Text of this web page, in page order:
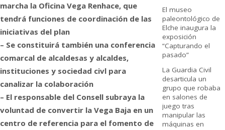
marcha la Oficina Vega Renhace, que
tendrá funciones de coordinación de las
iniciativas del plan
– Se constituirá también una conferencia
comarcal de alcaldesas y alcaldes,
instituciones y sociedad civl para
canalizar la colaboración
– El responsable del Consell subraya la
voluntad de convertir la Vega Baja en un
centro de referencia para el fomento de
El museo
paleontológico de
Elche inaugura la
exposición
“Capturando el
pasado”
La Guardia Civil
desarticula un
grupo que robaba
en salones de
juego tras
manipular las
máquinas en